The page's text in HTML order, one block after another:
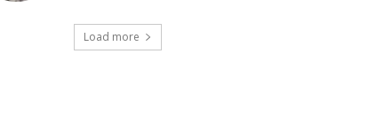
Load more